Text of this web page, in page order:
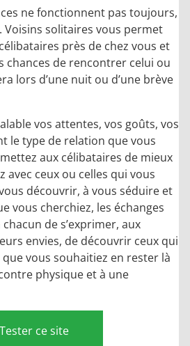
ne fonctionnent pas toujours,
Voisins solitaires vous permet
près de chez vous et
chances de rencontrer celui ou
lors d’une nuit ou d’une brève
vos attentes, vos goûts, vos
le type de relation que vous
aux célibataires de mieux
avec ceux ou celles qui vous
découvrir, à vous séduire et
vous cherchiez, les échanges
de s’exprimer, aux
envies, de découvrir ceux qui
vous souhaitiez en rester là
physique et à une
Tester ce site